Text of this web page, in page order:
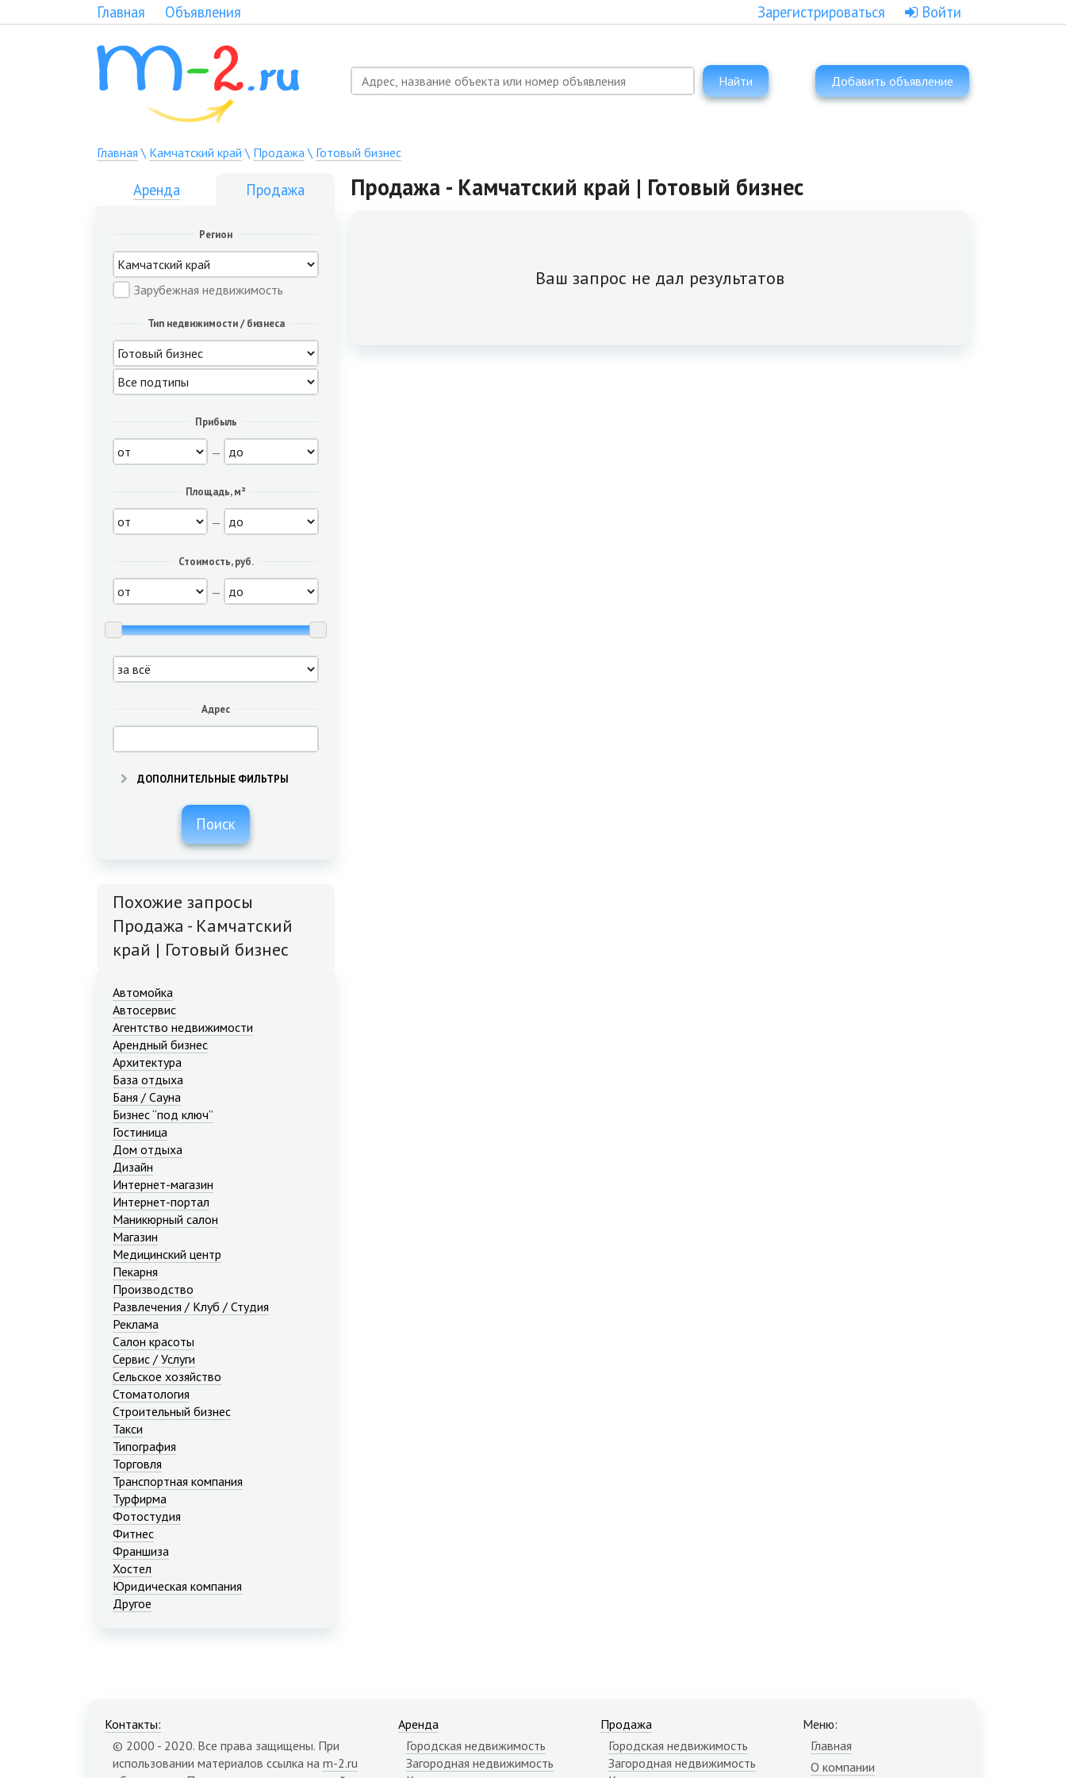
Главная Объявления Зарегистрироваться Войти
Найти Добавить объявление
Главная \ Камчатский край \ Продажа\ Готовый бизнес
Аренда Продажа
Регион
Зарубежная недвижимость
Тип недвижимости / бизнеса
Прибыль
—
Площадь, м²
—
Стоимость, руб.
—
Адрес
ДОПОЛНИТЕЛЬНЫЕ ФИЛЬТРЫ
Поиск
Похожие запросы
Продажа - Камчатский
край | Готовый бизнес
Автомойка
Автосервис
Агентство недвижимости
Арендный бизнес
Архитектура
База отдыха
Баня / Сауна
Бизнес “под ключ”
Гостиница
Дом отдыха
Дизайн
Интернет-магазин
Интернет-портал
Маникюрный салон
Магазин
Медицинский центр
Пекарня
Производство
Развлечения / Клуб / Студия
Реклама
Салон красоты
Сервис / Услуги
Сельское хозяйство
Стоматология
Строительный бизнес
Такси
Типография
Торговля
Транспортная компания
Турфирма
Фотостудия
Фитнес
Франшиза
Хостел
Юридическая компания
Другое
Продажа - Камчатский край | Готовый бизнес
Ваш запрос не дал результатов
Контакты:
© 2000 - 2020. Все права защищены. При
использовании материалов ссылка на m-2.ru
Аренда
Городская недвижимость
Загородная недвижимость
Продажа
Городская недвижимость
Загородная недвижимость
Меню:
Главная
О компании